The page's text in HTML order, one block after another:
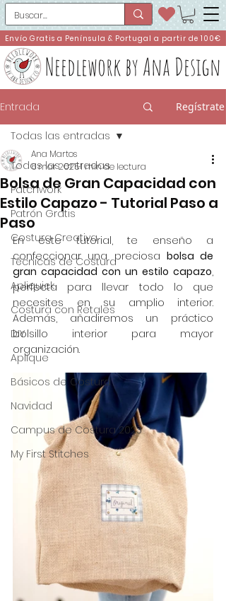
Needlework by Ana Design
Envío Gratis a Península & Portugal a partir de 100€
Entrada Regístrate
Todas las entradas
Patchwork
Patrón Gratis
Costura Creativa
Técnicas de Costura
Apliquick
Costura con Retales
DIY
Aplique
Básicos de Costura
Navidad
Campus de Costura 2023
My First Stitches
Todas las entradas
Bolsa de Gran Capacidad con
Estilo Capazo - Tutorial Paso a
Paso
Ana Martos
6 mar 20251 min de lectura
En este tutorial, te enseño a
confeccionar una preciosa bolsa de
gran capacidad con un estilo capazo,
perfecta para llevar todo lo que
necesites en su amplio interior.
Además, añadiremos un práctico
bolsillo interior para mayor
organización.